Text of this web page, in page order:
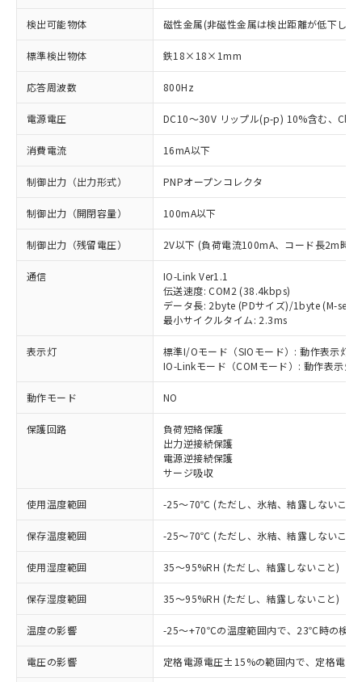
検出可能物体 磁性金属(非磁性金属は検出距離が低下しま
標準検出物体 鉄18×18×1mm
応答周波数 800Hz
電源電圧 DC10～30V リップル(p-p) 10%含む、
消費電流 16mA以下
制御出力（出力形式） PNPオープンコレクタ
制御出力（開閉容量） 100mA以下
制御出力（残留電圧） 2V以下 (負荷電流100mA、コード長2m時)
通信
IO-Link Ver1.1
伝送速度: COM2 (38.4kbps)
データ長: 2byte (PDサイズ)/1byte (M-
最小サイクルタイム: 2.3ms
表示灯
標準I/Oモード（SIOモード）: 動作表示灯(
IO-Linkモード（COMモード）: 動作表示
動作モード NO
保護回路
負荷短絡保護
出力逆接続保護
電源逆接続保護
サージ吸収
使用温度範囲 -25～70℃ (ただし、氷結、結露しないこと)
保存温度範囲 -25～70℃ (ただし、氷結、結露しないこと)
使用湿度範囲 35～95%RH (ただし、結露しないこと)
保存湿度範囲 35～95%RH (ただし、結露しないこと)
温度の影響 -25～+70℃の温度範囲内で、23℃時の検
電圧の影響 定格電源電圧±15%の範囲内で、定格電
ご利用条件
以下の条件をお読みいただき、同意のうえ
ご利用ください。
本サービスは、当社制御機器事業取扱
商品の当社在庫状況および標準価格
(税抜)を提供させていただくもので
当社制御機器事業取扱商品の中には、
本サービスの対象外となる商品もある
ことをご了承ください。
対応済み：EU RoHS指令（10物質）の
非含有に対応した製品が提供可能な商品で
対応予定：EU RoHS指令（10物質）の非含
有に対応した製品に切り替える予定のある
商品です。
対応予定なし：EU RoHS指令（10物質）の
非含有に非対応の商品で、対応品を出す予
定はありません。
調査・確認中：EU RoHS指令（10物質）の
非含有の対応状況を調査中または確認中の
商品です。
非該当品：ライセンス料など無形物で、有
害物質有無と関係のない商品です。
いたものが、含有品と判明した場合などや
※1 中国RoHS○×表
「○」：最大均質材料含有率が中国RoHSの
基準値以下であることを示します。
「×」：最大均質材料含有率が中国RoHSの
基準値を超えていることを示します。